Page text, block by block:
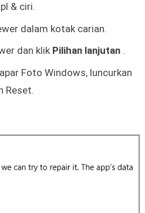
& ciri.
dalam kotak carian.
dan klik Pilihan lanjutan .
Foto Windows, luncurkan
Reset.